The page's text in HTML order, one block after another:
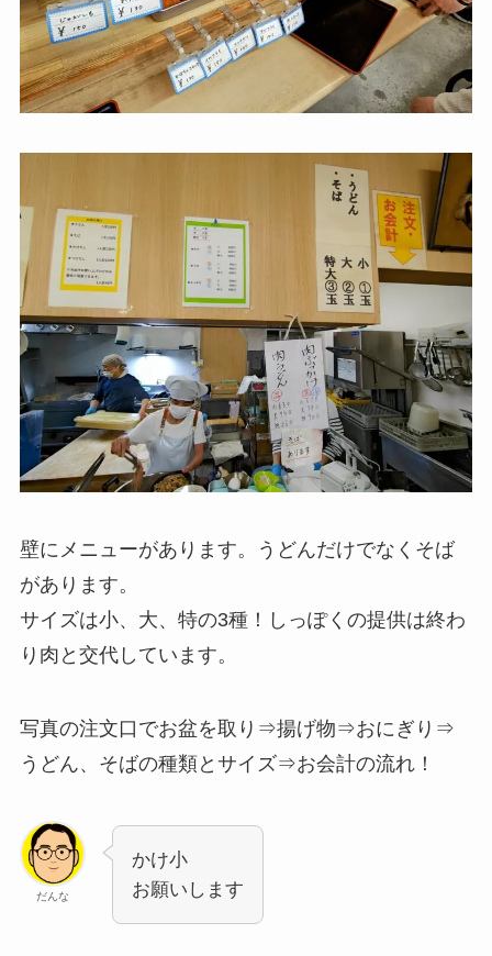
壁にメニューがあります。うどんだけでなくそば
があります。
サイズは小、大、特の3種！しっぽくの提供は終わ
り肉と交代しています。
写真の注文口でお盆を取り⇒揚げ物⇒おにぎり⇒
うどん、そばの種類とサイズ⇒お会計の流れ！
だんな
かけ小
お願いします